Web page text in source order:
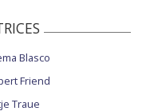
Blasco
Friend
Traue